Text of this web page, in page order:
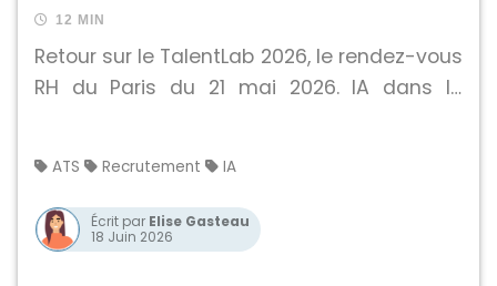
12 MIN
Retour sur le TalentLab 2026, le rendez-vous
RH du Paris du 21 mai 2026. IA dans le
ATS Recrutement IA
Écrit par Elise Gasteau
18 Juin 2026